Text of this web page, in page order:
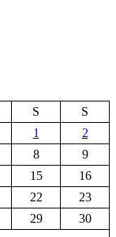
S
S
1
2
8
9
15
16
22
23
29
30